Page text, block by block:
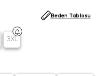
3XL
Beden Tablosu